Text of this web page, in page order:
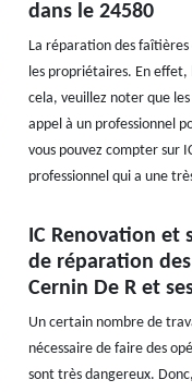
dans le 24580
La réparation des
les propriétaires. En
cela, veuillez noter que
appel à un professionnel
vous pouvez compter sur
professionnel qui a une
IC Renovation et
de réparation
Cernin De R et
Un certain nombre de
nécessaire de faire des
sont très dangereux.